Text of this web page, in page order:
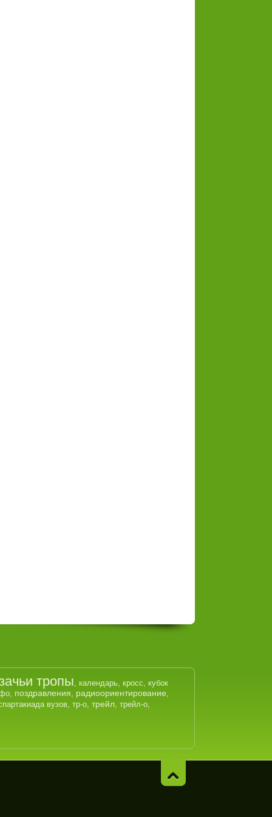
тропы, календарь, кросс, кубок
, поздравления, радиоориентирование,
вузов, тр-о, трейл, трейл-о,